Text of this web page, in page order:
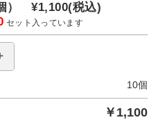
）¥1,100(税込)
セット入っています
10個
￥ 1,100